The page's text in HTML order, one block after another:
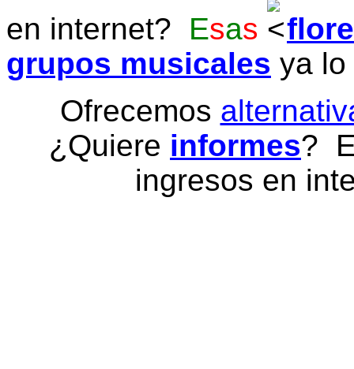
en internet? Esas
grupos musicales ya
Ofrecemos
¿Quiere informes?
ingresos en